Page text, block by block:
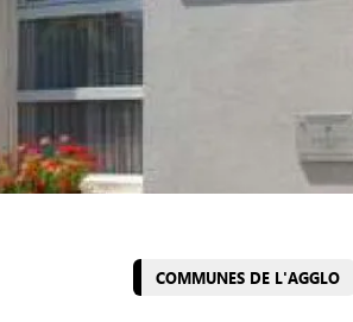
COMMUNES DE L'AGGLO